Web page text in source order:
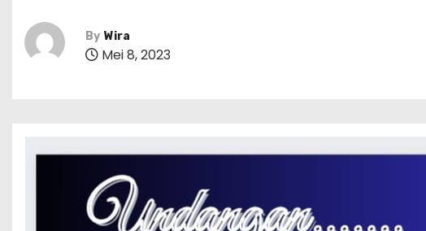
By Wira
Mei 8, 2023